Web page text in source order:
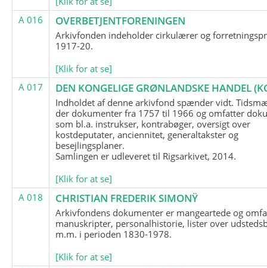
A 016
OVERBETJENTFORENINGEN
Arkivfonden indeholder cirkulærer og
1917-20.
[Klik for at se]
A 017
DEN KONGELIGE GRØNLANDSKE HANDEL
Indholdet af denne arkivfond spænder vidt.
der dokumenter fra 1757 til 1966 og omfatter
som bl.a. instrukser, kontrabøger, oversigt over
kostdeputater, anciennitet, generaltakster og
besejlingsplaner.
Samlingen er udleveret til Rigsarkivet, 2014.
[Klik for at se]
A 018
CHRISTIAN FREDERIK SIMONŸ
Arkivfondens dokumenter er mangeartede og
manuskripter, personalhistorie, lister over
m.m. i perioden 1830-1978.
[Klik for at se]